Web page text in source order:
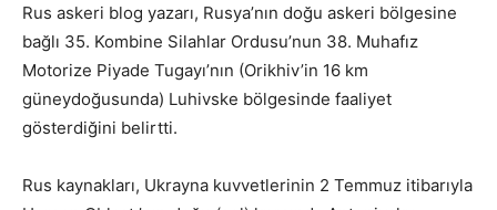
Rus askeri blog yazarı, Rusya’nın doğu askeri bölgesine
bağlı 35. Kombine Silahlar Ordusu’nun 38. Muhafız
Motorize Piyade Tugayı’nın (Orikhiv’in 16 km
güneydoğusunda) Luhivske bölgesinde faaliyet
gösterdiğini belirtti.
Rus kaynakları, Ukrayna kuvvetlerinin 2 Temmuz itibarıyla